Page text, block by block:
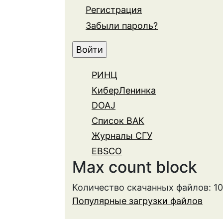
Регистрация
Забыли пароль?
РИНЦ
КиберЛенинка
DOAJ
Список ВАК
Журналы СГУ
EBSCO
Max count block
Количество скачанных файлов:
Популярные загрузки файлов